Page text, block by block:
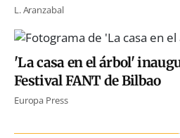
L. Aranzabal
'La casa en el árbol'
Festival FANT de Bilbao
Europa Press